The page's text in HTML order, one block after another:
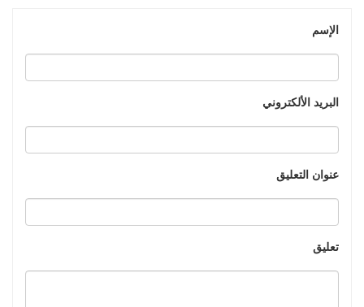
الإسم
البريد الألكتروني
عنوان التعليق
تعليق